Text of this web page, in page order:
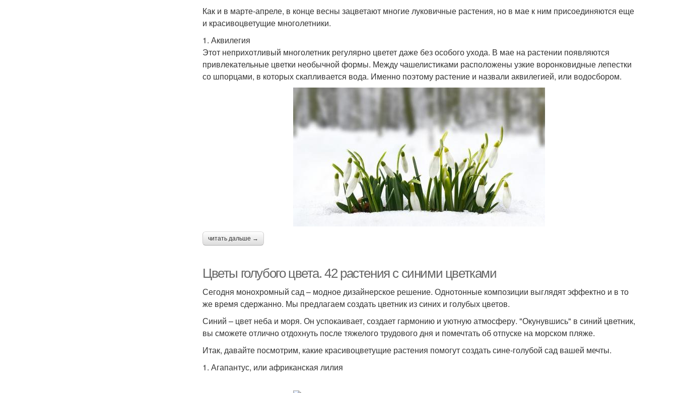
Как и в марте-апреле, в конце весны зацветают многие луковичные растения, но в мае к ним присоединяются еще
и красивоцветущие многолетники.
1. Аквилегия
Этот неприхотливый многолетник регулярно цветет даже без особого ухода. В мае на растении появляются
привлекательные цветки необычной формы. Между чашелистиками расположены узкие воронковидные лепестки
со шпорцами, в которых скапливается вода. Именно поэтому растение и назвали аквилегией, или водосбором.
читать дальше →
Цветы голубого цвета. 42 растения с синими цветками
Сегодня монохромный сад – модное дизайнерское решение. Однотонные композиции выглядят эффектно и в то
же время сдержанно. Мы предлагаем создать цветник из синих и голубых цветов.
Синий – цвет неба и моря. Он успокаивает, создает гармонию и уютную атмосферу. "Окунувшись" в синий цветник,
вы сможете отлично отдохнуть после тяжелого трудового дня и помечтать об отпуске на морском пляже.
Итак, давайте посмотрим, какие красивоцветущие растения помогут создать сине-голубой сад вашей мечты.
1. Агапантус, или африканская лилия